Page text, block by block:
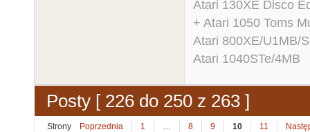
Atari 130XE Disco
+ Atari 1050 Toms
Atari 800XE/U1MB/
Atari 1040STe/4MB
Posty [ 226 do 250 z 263 ]
Strony Poprzednia 1 8 9 10 11